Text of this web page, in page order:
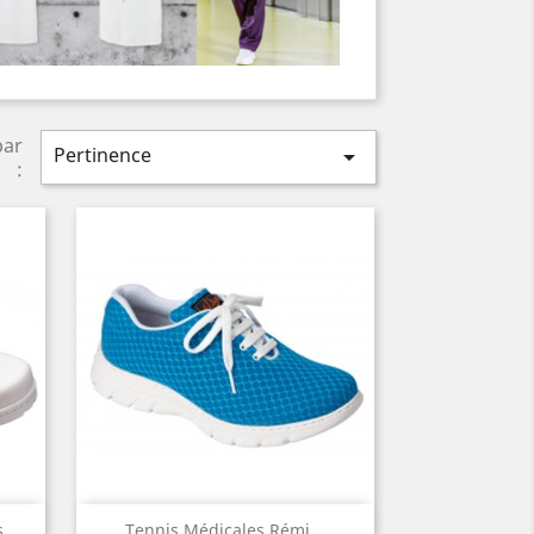
:
Pertinence 
Aperçu rapide